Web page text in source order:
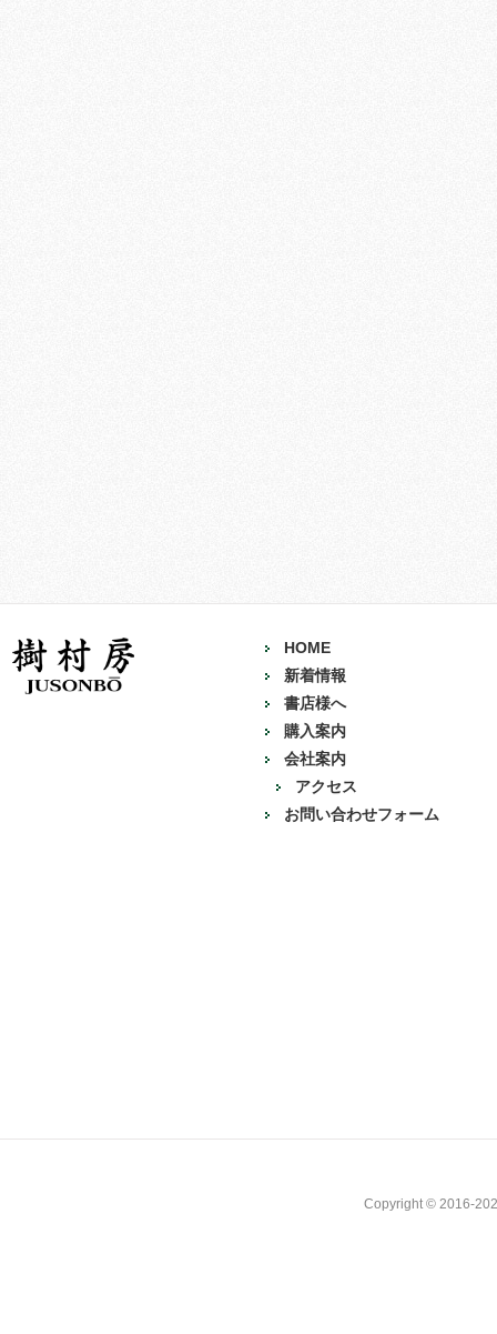
HOME
新着情報
書店様へ
購入案内
会社案内
アクセス
お問い合わせフォーム
Copyright © 2016-